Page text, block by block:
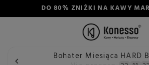
DO 80% ZNIŻKI NA KAWY
Bohater Miesiąca HARD
Wstecz Konesso Blog Herbata